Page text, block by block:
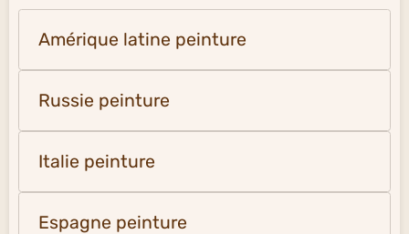
Amérique latine peinture
Russie peinture
Italie peinture
Espagne peinture